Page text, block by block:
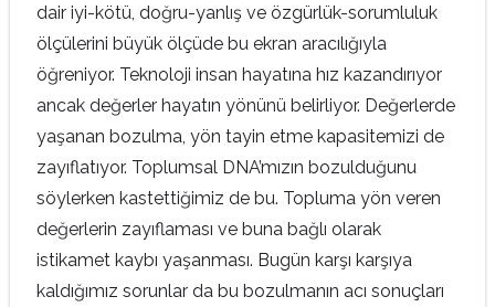
dair iyi-kötü, doğru-yanlış ve özgürlük-sorumluluk
ölçülerini büyük ölçüde bu ekran aracılığıyla
öğreniyor. Teknoloji insan hayatına hız kazandırıyor
ancak değerler hayatın yönünü belirliyor. Değerlerde
yaşanan bozulma, yön tayin etme kapasitemizi de
zayıflatıyor. Toplumsal DNA’mızın bozulduğunu
söylerken kastettiğimiz de bu. Topluma yön veren
değerlerin zayıflaması ve buna bağlı olarak
istikamet kaybı yaşanması. Bugün karşı karşıya
kaldığımız sorunlar da bu bozulmanın acı sonuçları